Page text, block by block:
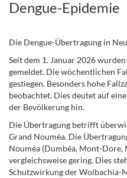
Dengue-Epidemie
Die Dengue-Übertragung in
Seit dem 1. Januar 2026
gemeldet. Die wöchentlichen
gestiegen. Besonders hohe
beobachtet. Dies deutet auf
der Bevölkerung hin.
Die Übertragung betrifft
Grand Nouméa. Die
Nouméa (Dumbéa, Mont-Dore,
vergleichsweise gering. Dies
Schutzwirkung der Wolbachia-